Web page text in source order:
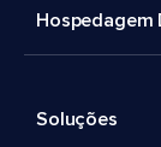
Hospedagem
Soluções